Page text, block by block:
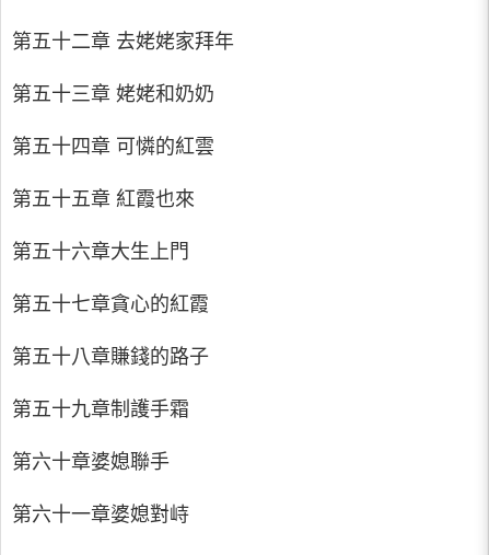
第五十二章 去姥姥家拜年
第五十三章 姥姥和奶奶
第五十四章 可憐的紅雲
第五十五章 紅霞也來
第五十六章大生上門
第五十七章貪心的紅霞
第五十八章賺錢的路子
第五十九章制護手霜
第六十章婆媳聯手
第六十一章婆媳對峙